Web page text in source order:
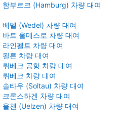
함부르크 (Hamburg) 차량 대여
베델 (Wedel) 차량 대여
바트 올데스로 차량 대여
라인펠트 차량 대여
묄른 차량 대여
뤼베크 공항 차량 대여
뤼베크 차량 대여
솔타우 (Soltau) 차량 대여
크론스하겐 차량 대여
울첸 (Uelzen) 차량 대여